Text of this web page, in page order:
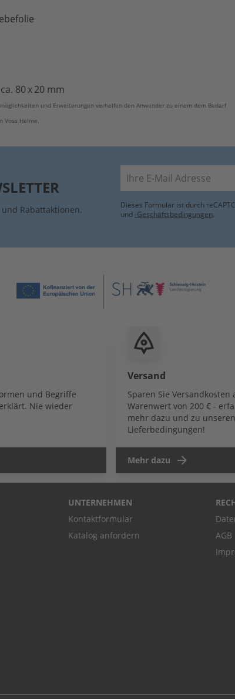
80 x 20 mm
und Erweiterungen verhelfen den Anwender zu einem dem Bedarf
Voss Helme.
Rabattaktionen.
E-Mail
Dieses Formular ist durch
und -Geschäftsbedingungen.
und Begriffe
Nie wieder
Versand
Sparen Sie Versandkosten
Warenwert von 200 € -
mehr dazu und zu unseren
Lieferbedingungen!
Mehr dazu
UNTERNEHMEN
Kontaktformular
Katalog anfordern
AGB